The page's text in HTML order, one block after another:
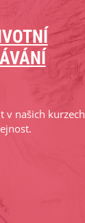
v našich kurzech